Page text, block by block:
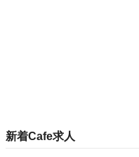
新着Cafe求人